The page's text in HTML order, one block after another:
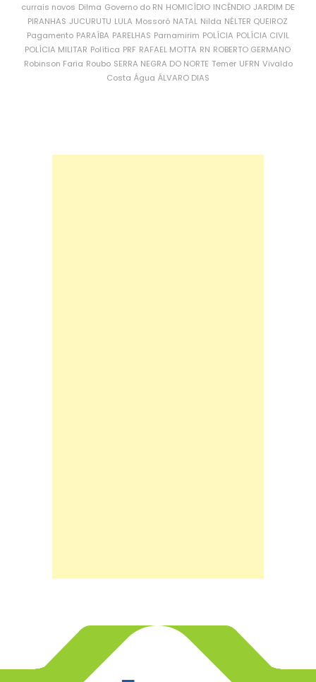
currais novos Dilma Governo do RN HOMICÍDIO INCÊNDIO JARDIM DE
PIRANHAS JUCURUTU LULA Mossoró NATAL Nilda NÉLTER QUEIROZ
Pagamento PARAÍBA PARELHAS Parnamirim POLÍCIA POLÍCIA CIVIL
POLÍCIA MILITAR Política PRF RAFAEL MOTTA RN ROBERTO GERMANO
Robinson Faria Roubo SERRA NEGRA DO NORTE Temer UFRN Vivaldo
Costa Água ÁLVARO DIAS